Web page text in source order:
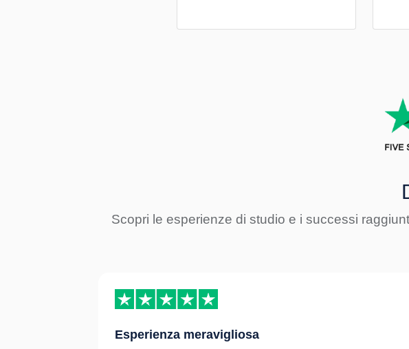
Scopri le esperienze di studio e i successi
Esperienza meravigliosa